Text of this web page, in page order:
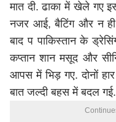
मात दी. ढाका में खेले गए
नजर आई, बैटिंग और न ही
बाद प पाकिस्तान के
कप्तान शान मसूद और
आपस में भिड़ गए. दोनों
बात जल्दी बहस में बदल गई.